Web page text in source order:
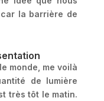
la barrière de
monde, me voilà
de lumière
très tôt le matin.